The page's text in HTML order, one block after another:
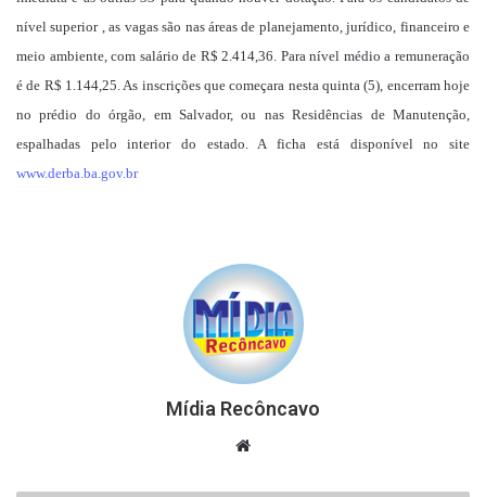
nível superior , as vagas são nas áreas de planejamento, jurídico, financeiro e
meio ambiente, com salário de R$ 2.414,36. Para nível médio a remuneração
é de R$ 1.144,25. As inscrições que começara nesta quinta (5), encerram hoje
no prédio do órgão, em Salvador, ou nas Residências de Manutenção,
espalhadas pelo interior do estado. A ficha está disponível no site
www.derba.ba.gov.br
Mídia Recôncavo
Website